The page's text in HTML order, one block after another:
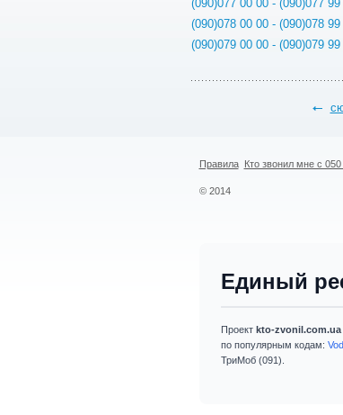
(090)077 00 00 - (090)077 99
(090)078 00 00 - (090)078 99
(090)079 00 00 - (090)079 99
Правила Кто звонил мне с
© 2014
Единый
Проект kto-zvonil.com.ua
по популярным кодам:
ТриМоб (091).